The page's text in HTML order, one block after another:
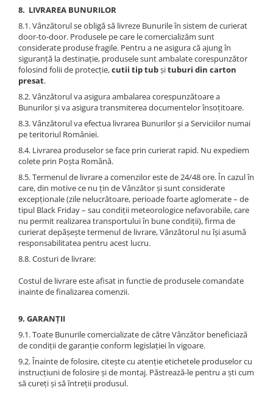
8. LIVRAREA BUNURILOR
8.1. Vânzătorul se obligă să livreze Bunurile în sistem de curierat
door-to-door. Produsele pe care le comercializăm sunt
considerate produse fragile. Pentru a ne asigura că ajung în
siguranţă la destinaţie, produsele sunt ambalate corespunzător
folosind folii de protecţie,cutii tip tubşituburi din carton
presat.
8.2. Vânzătorul va asigura ambalarea corespunzătoare a
Bunurilor și va asigura transmiterea documentelor însoțitoare.
8.3. Vânzătorul va efectua livrarea Bunurilor și a Serviciilor numai
pe teritoriul României.
8.4. Livrarea produselor se face prin curierat rapid. Nu expediem
colete prin Poşta Română.
8.5. Termenul de livrare a comenzilor este de 24/48 ore. În cazul în
care, din motive ce nu țin de Vânzător și sunt considerate
excepționale (zile nelucrătoare, perioade foarte aglomerate – de
tipul Black Friday – sau condiții meteorologice nefavorabile, care
nu permit realizarea transportului în bune condiții), firma de
curierat depășește termenul de livrare, Vânzătorul nu își asumă
responsabilitatea pentru acest lucru.
8.8. Costuri de livrare:
Costul de livrare este afisat in functie de produsele comandate
inainte de finalizarea comenzii.
9. GARANȚII
9.1. Toate Bunurile comercializate de către Vânzător beneficiază
de condiții de garanție conform legislației în vigoare.
9.2. Înainte de folosire, citește cu atenție etichetele produselor cu
instrucțiuni de folosire și de montaj. Păstrează-le pentru a ști cum
să cureți și să întreții produsul.